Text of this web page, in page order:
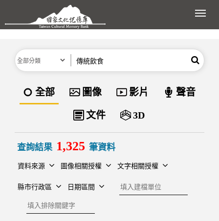
跳到主要內容區塊
展
分類 搜尋
資料類型
全部 圖像 影片 聲音
文件 3D
查詢結果 1,325 筆資料
資料來源 圖像相關授權 文字相關授權
縣市行政區 日期區間
建檔單位
排除關鍵字